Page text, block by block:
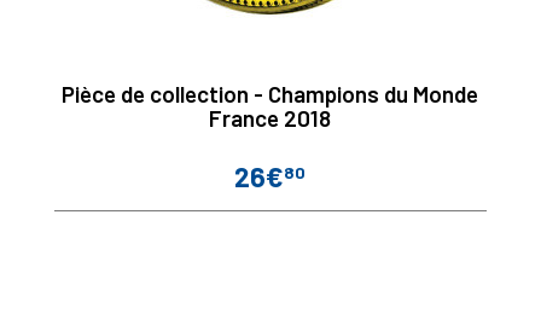
Pièce de collection - Champions du Monde
France 2018
Prix
26€80